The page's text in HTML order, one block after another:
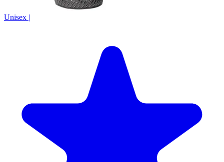
Unisex |